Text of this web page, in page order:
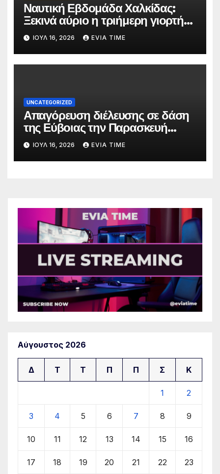
Ναυτική Εβδομάδα Χαλκίδας:
Ξεκινά αύριο η τριήμερη γιορτή
στο όνομα της Αγίας Παρασκευής
ΙΟΎΛ 16, 2026 EVIA TIME
UNCATEGORIZED
Απαγόρευση διέλευσης σε δάση
της Εύβοιας την Παρασκευή
λόγω πολύ υψηλού κινδύνου
πυρκαγιάς
ΙΟΎΛ 16, 2026 EVIA TIME
Αύγουστος 2026
Δ Τ Τ Π Π Σ Κ
1 2
3 4 5 6 7 8 9
10 11 12 13 14 15 16
17 18 19 20 21 22 23